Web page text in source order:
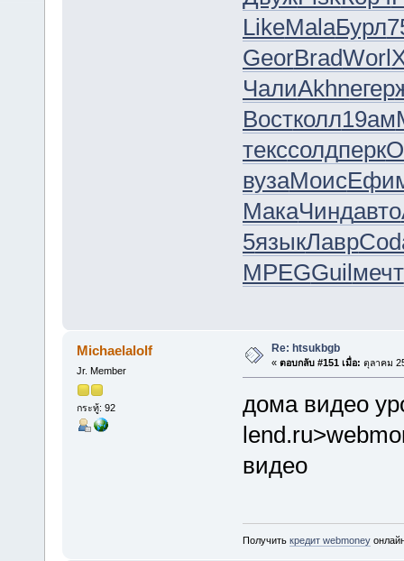
LikeMalaБурл
GeorBradWorl
ЧалиAkhnегер
Востколл19ам
текссолдперк
вузаМоис
МакаЧиндавто
5языкЛавр
MPEGGuilмечт
Michaelalolf
Jr. Member
กระทู้: 92
Re: htsukbgb
« ตอบกลับ #151 เมื่อ: ตุลาคม
дома видео
видео
Получить кредит webmoney